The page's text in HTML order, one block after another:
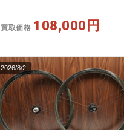
買取価格 108,000円
2026/8/2